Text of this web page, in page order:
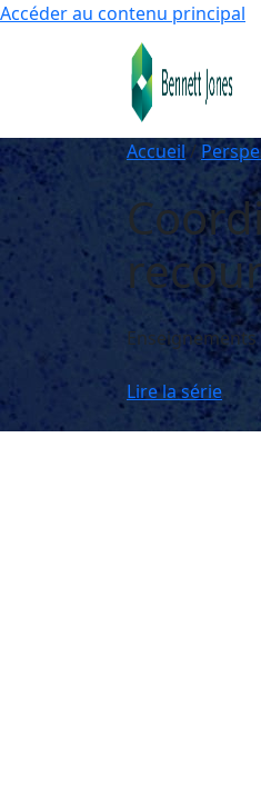
Accéder au contenu principal
Accueil /
Lire la série